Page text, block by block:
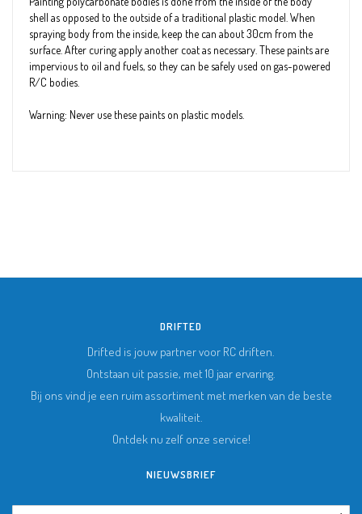
shell as opposed to the outside of a traditional plastic model. When
spraying body from the inside, keep the can about 30cm from the
surface. After curing apply another coat as necessary. These paints are
impervious to oil and fuels, so they can be safely used on gas-powered
R/C bodies.
Warning: Never use these paints on plastic models.
DRIFTED
Drifted is jouw partner voor RC driften.
Ontstaan uit passie, met 10 jaar ervaring.
Bij ons vind je een ruim assortiment met merken van de beste
kwaliteit.
Ontdek nu zelf onze service!
NIEUWSBRIEF